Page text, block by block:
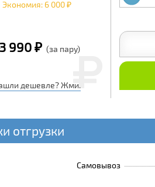
Экономия: 6 000 ₽
990 ₽ (за пару)
дешевле? Жми.
отгрузки
Самовывоз